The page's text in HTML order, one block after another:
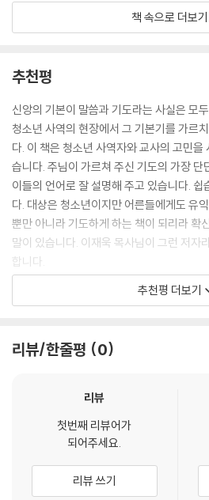
우리가 하나님 아버지를 부를 때 기도는 이
--- 「1. 하늘에 계신 우리 아버지여」 중에서
우리가 기도하면서 간절히 하나님을 높이
그분을 높이는 삶을 살 수 있도록 응답하십
여길 때, 하나님이 우리를 존귀히 여기십니
--- 「2. 이름이 거룩히 여김을 받으시오며」
하나님 나라는 죽어서만 가는 나라가 아니
하나님의 뜻대로 살면 바로 그 자리가 하나
나님 나라는 특징이 있습니다.
--- 「3. 나라가 임하시오며」 중에서
기도를 통해 하나님을 바꾸는 것이 아니라,
어지기를 구하는 것입니다. 우리가 살펴보
‘일용할 양식’을 구하는 기도는 우리의 욕
는 기도입니다. 욕심대로 마구 구하는 것이
--- 「5. 오늘 우리에게 일용할 양식을 주시
책 속으로 더보기
추천평
신앙의 기본이 말씀과 기도라는 사실은 모
청소년 사역의 현장에서 그 기본기를 가르
다. 이 책은 청소년 사역자와 교사의 고민을
습니다. 주님이 가르쳐 주신 기도의 가장
이들의 언어로 잘 설명해 주고 있습니다. 쉽
다. 대상은 청소년이지만 어른들에게도 유
뿐만 아니라 기도하게 하는 책이 되리라 확
말이 있습니다. 이재욱 목사님이 그런 저자
합니다.
- 윤은성 (목사, 어깨동무대안학교 교장, 『세상을
저자)
오늘날 청소년 신앙 교육의 큰 문제 중 하나
로 배우지 못한 것은 아닐까요? 이재욱 목사
책』은 우리 학생들에게 기도하는 법을 쉽
가 이미 잘 알고 있는 주기도문을 학생들의
책을 추천합니다.
추천평 더보기
리뷰/한줄평 0
리뷰
첫번째 리뷰어가
되어주세요.
리뷰 쓰기